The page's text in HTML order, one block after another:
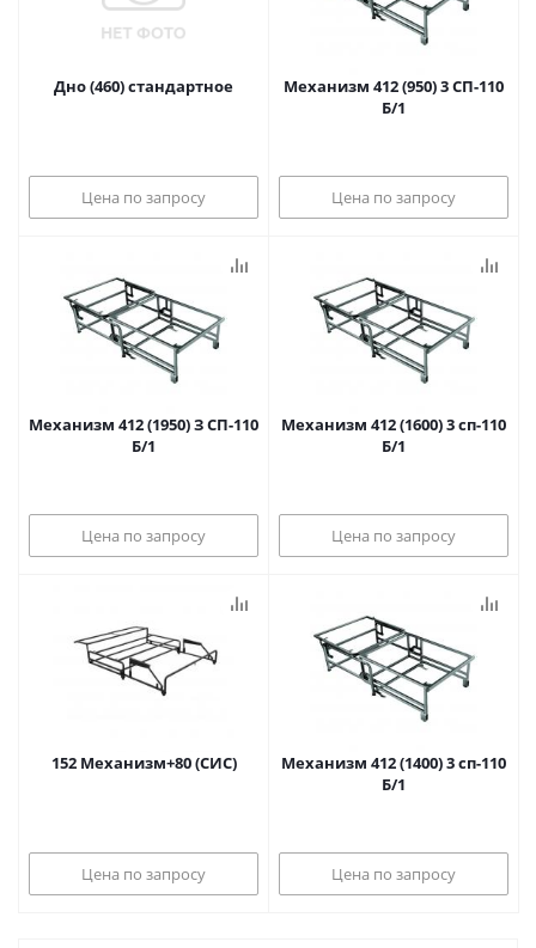
Дно (460) стандартное
Цена по запросу
Механизм 412 (950) 3 СП-110
Б/1
Цена по запросу
Механизм 412 (1950) З СП-110
Б/1
Цена по запросу
Механизм 412 (1600) 3 сп-110
Б/1
Цена по запросу
152 Механизм+80 (СИС)
Цена по запросу
Механизм 412 (1400) 3 сп-110
Б/1
Цена по запросу